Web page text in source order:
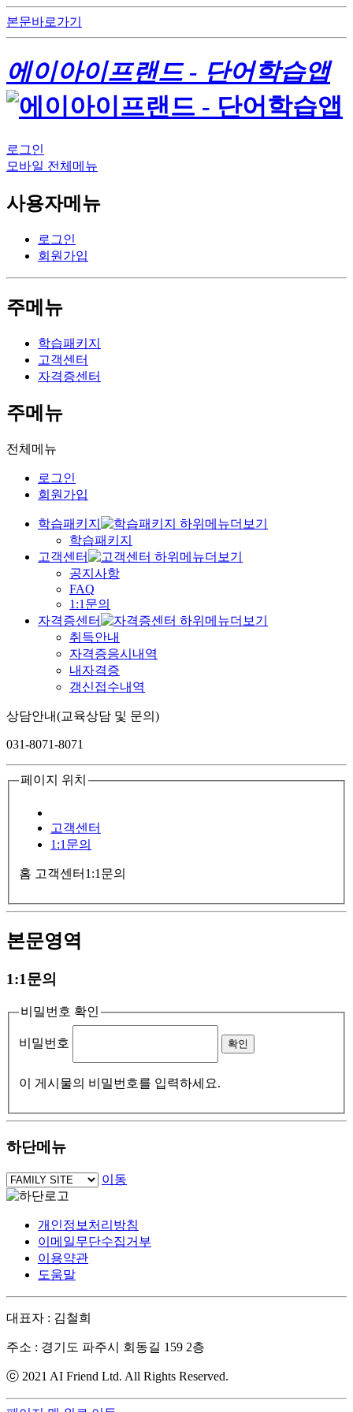
본문바로가기
에이아이프랜드 - 단어학습앱
로그인
모바일 전체메뉴
사용자메뉴
로그인
회원가입
주메뉴
학습패키지
고객센터
자격증센터
주메뉴
전체메뉴
로그인
회원가입
학습패키지
학습패키지
고객센터
공지사항
FAQ
1:1문의
자격증센터
취득안내
자격증응시내역
내자격증
갱신접수내역
상담안내(교육상담 및 문의)
031-8071-8071
페이지 위치
고객센터
1:1문의
홈 고객센터 1:1문의
본문영역
1:1문의
비밀번호 확인
비밀번호
이 게시물의 비밀번호를 입력하세요.
하단메뉴
이동
개인정보처리방침
이메일무단수집거부
이용약관
도움말
대표자 : 김철희
주소 : 경기도 파주시 회동길 159 2층
ⓒ 2021 AI Friend Ltd. All Rights Reserved.